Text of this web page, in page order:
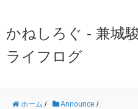
かねしろぐ - 兼城
ライフログ
ホーム / Announce /